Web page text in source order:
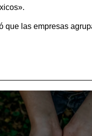
las empresas